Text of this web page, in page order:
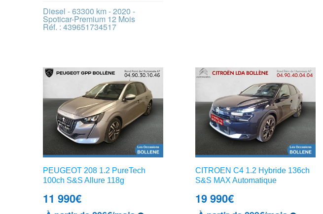
Diesel - 63300 km - 2020 -
Spoticar-Premium 12 Mois
Réf. : 439651734517
PEUGEOT 208 1.2 PureTech
100ch S&S Allure 118g
11 990€
CITROEN C4 1.2 Hybride 136ch
S&S MAX Automatique
19 990€